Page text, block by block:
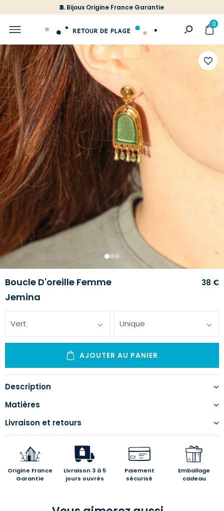
🧵 Bijoux Origine France Garantie
0
1 23
Boucle D'oreille Femme
Jemina
38 €
Vert Unique
AJOUTER AU PANIER
Description
Matières
Livraison et retours
Origine France
Garantie
Livraison 3 à 5
jours ouvrés
Paiement
sécurisé
Emballage
cadeau